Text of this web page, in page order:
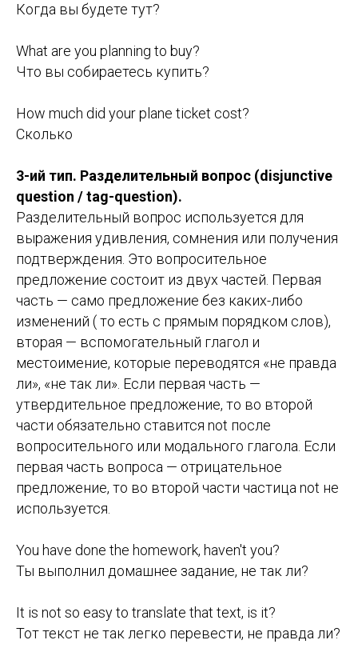
Когда вы будете тут?
What are you planning to buy?
Что вы собираетесь купить?
How much did your plane ticket cost?
Сколько
3-ий тип. Разделительный вопрос (disjunctive
question / tag-question).
Разделительный вопрос используется для
выражения удивления, сомнения или получения
подтверждения. Это вопросительное
предложение состоит из двух частей. Первая
часть — само предложение без каких-либо
изменений ( то есть с прямым порядком слов),
вторая — вспомогательный глагол и
местоимение, которые переводятся «не правда
ли», «не так ли». Если первая часть —
утвердительное предложение, то во второй
части обязательно ставится not после
вопросительного или модального глагола. Если
первая часть вопроса — отрицательное
предложение, то во второй части частица not не
используется.
You have done the homework, haven't you?
Ты выполнил домашнее задание, не так ли?
It is not so easy to translate that text, is it?
Тот текст не так легко перевести, не правда ли?